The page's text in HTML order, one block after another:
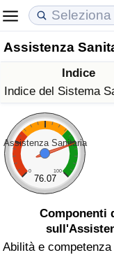
Assistenza
Indice
Indice del Sistema
Assistenza Sanitaria
0 100
76.07
Componenti
Abilità e
Costo della vita
Indice Del Costo
Indice Del Costo
Indice del Costo
ad Aqaba
Prezzi degli
Indice del Prezzo
Indice del Prezzo
Indice del Prezzo
Qualità della Vita
Indice della
Indice della
Indice della qualità
Criminalità
Indice del Tasso